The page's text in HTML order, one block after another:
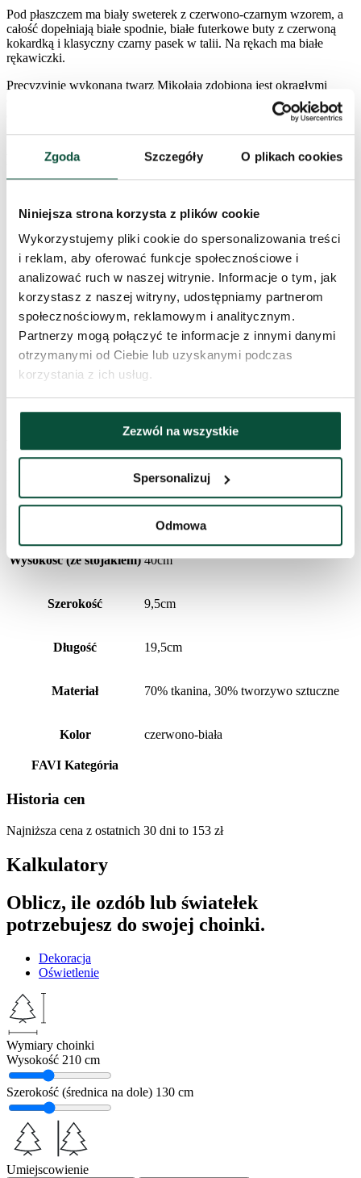
Zgoda Szczegóły O plikach cookies
Niniejsza strona korzysta z plików cookie
Wykorzystujemy pliki cookie do spersonalizowania treści
i reklam, aby oferować funkcje społecznościowe i
analizować ruch w naszej witrynie. Informacje o tym, jak
korzystasz z naszej witryny, udostępniamy partnerom
społecznościowym, reklamowym i analitycznym.
Partnerzy mogą połączyć te informacje z innymi danymi
otrzymanymi od Ciebie lub uzyskanymi podczas
korzystania z ich usług.
Zezwól na wszystkie
Spersonalizuj
Odmowa
Pod płaszczem ma biały sweterek z czerwono-czarnym wzorem, a
całość dopełniają białe spodnie, białe futerkowe buty z czerwoną
kokardką i klasyczny czarny pasek w talii. Na rękach ma białe
rękawiczki.
Precyzyjnie wykonana twarz Mikołaja zdobiona jest okrągłymi
okularami i gęstą białą brodą. W dłoniach trzyma gustowne
akcesoria – worek z prezentami, gałązki świerku, a także drewniane
Parametry produktu
Wysokość (ze stojakiem)
Szerokość
Długość 19,5cm
Materiał 70% tkanina, 30% tworzywo sztuczne
Kolor czerwono-biała
FAVI Kategória
Historia cen
Najniższa cena z ostatnich 30 dni to153
Informacje dodatkowe
Wysokość (ze stojakiem) 40cm
Szerokość 9,5cm
Długość 19,5cm
Materiał 70% tkanina, 30% tworzywo sztuczne
Kolor czerwono-biała
FAVI Kategória
Historia cen
Najniższa cena z ostatnich 30 dni to 153 zł
Kalkulatory
Oblicz, ile ozdób lub światełek
potrzebujesz do swojej choinki.
Dekoracja
Oświetlenie
Wymiary choinki
Wysokość 210 cm
Szerokość (średnica na dole) 130 cm
Umiejscowienie